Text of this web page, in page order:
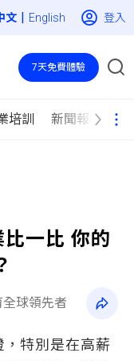
| English 登入
培訓 新聞報導
7天免費體驗
一比 你的
球領先者
特別是在高薪